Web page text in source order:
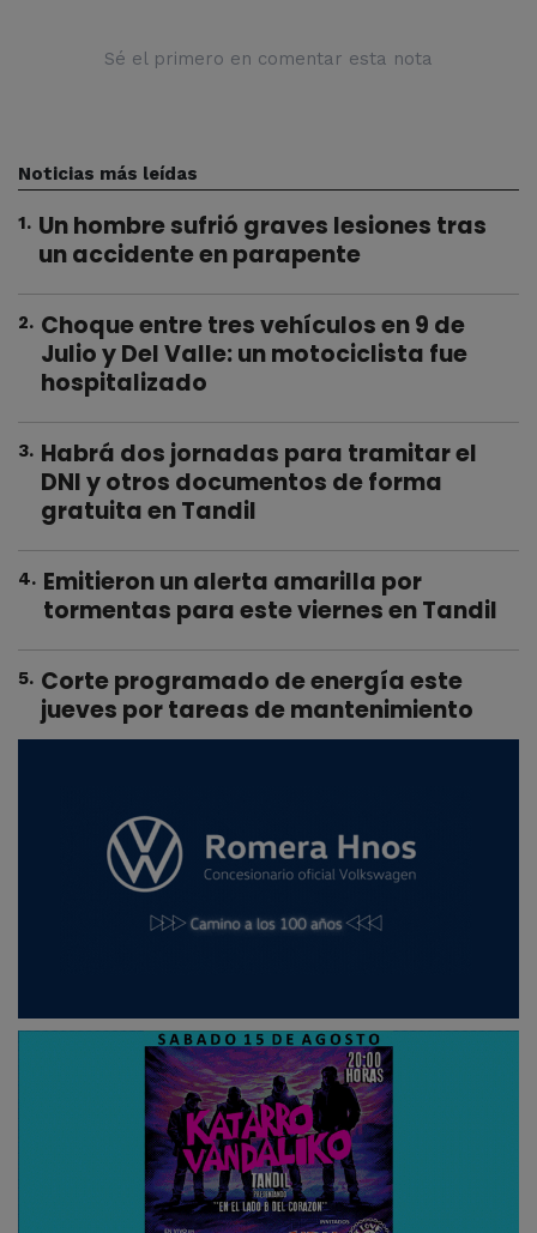
Sé el primero en comentar esta nota
Noticias más leídas
1. Un hombre sufrió graves lesiones tras
un accidente en parapente
2. Choque entre tres vehículos en 9 de
Julio y Del Valle: un motociclista fue
hospitalizado
3. Habrá dos jornadas para tramitar el
DNI y otros documentos de forma
gratuita en Tandil
4. Emitieron un alerta amarilla por
tormentas para este viernes en Tandil
5. Corte programado de energía este
jueves por tareas de mantenimiento